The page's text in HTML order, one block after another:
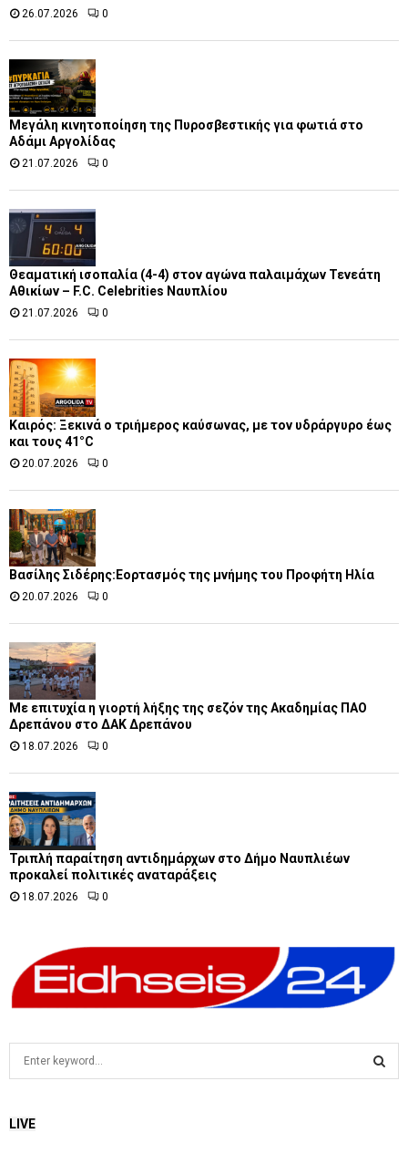
26.07.2026 0
Μεγάλη κινητοποίηση της Πυροσβεστικής για φωτιά στο
Αδάμι Αργολίδας
21.07.2026 0
Θεαματική ισοπαλία (4-4) στον αγώνα παλαιμάχων Τενεάτη
Αθικίων – F.C. Celebrities Ναυπλίου
21.07.2026 0
Καιρός: Ξεκινά ο τριήμερος καύσωνας, με τον υδράργυρο έως
και τους 41°C
20.07.2026 0
Βασίλης Σιδέρης:Εορτασμός της μνήμης του Προφήτη Ηλία
20.07.2026 0
Με επιτυχία η γιορτή λήξης της σεζόν της Ακαδημίας ΠΑΟ
Δρεπάνου στο ΔΑΚ Δρεπάνου
18.07.2026 0
Τριπλή παραίτηση αντιδημάρχων στο Δήμο Ναυπλιέων
προκαλεί πολιτικές αναταράξεις
18.07.2026 0
cLIVE